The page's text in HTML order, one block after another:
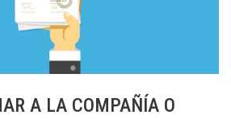
A LA COMPAÑÍA O